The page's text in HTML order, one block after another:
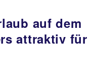
auf dem
attraktiv für